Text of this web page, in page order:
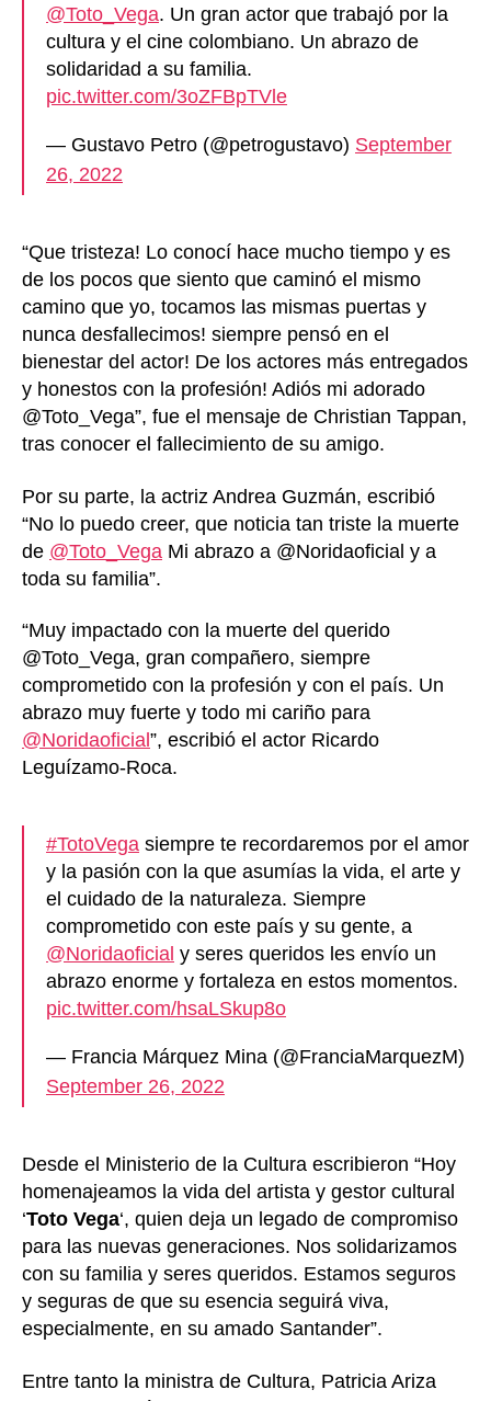
@Toto_Vega. Un gran actor que trabajó por la
cultura y el cine colombiano. Un abrazo de
solidaridad a su familia.
pic.twitter.com/3oZFBpTVle
— Gustavo Petro (@petrogustavo) September
26, 2022
“Que tristeza! Lo conocí hace mucho tiempo y es
de los pocos que siento que caminó el mismo
camino que yo, tocamos las mismas puertas y
nunca desfallecimos! siempre pensó en el
bienestar del actor! De los actores más entregados
y honestos con la profesión! Adiós mi adorado
@Toto_Vega”, fue el mensaje de Christian Tappan,
tras conocer el fallecimiento de su amigo.
Por su parte, la actriz Andrea Guzmán, escribió
“No lo puedo creer, que noticia tan triste la muerte
de @Toto_Vega Mi abrazo a @Noridaoficial y a
toda su familia”.
“Muy impactado con la muerte del querido
@Toto_Vega, gran compañero, siempre
comprometido con la profesión y con el país. Un
abrazo muy fuerte y todo mi cariño para
@Noridaoficial ”, escribió el actor Ricardo
Leguízamo-Roca.
#TotoVega siempre te recordaremos por el amor
y la pasión con la que asumías la vida, el arte y
el cuidado de la naturaleza. Siempre
comprometido con este país y su gente, a
@Noridaoficial y seres queridos les envío un
abrazo enorme y fortaleza en estos momentos.
pic.twitter.com/hsaLSkup8o
— Francia Márquez Mina (@FranciaMarquezM)
September 26, 2022
Desde el Ministerio de la Cultura escribieron “Hoy
homenajeamos la vida del artista y gestor cultural
‘Toto Vega‘, quien deja un legado de compromiso
para las nuevas generaciones. Nos solidarizamos
con su familia y seres queridos. Estamos seguros
y seguras de que su esencia seguirá viva,
especialmente, en su amado Santander”.
Entre tanto la ministra de Cultura, Patricia Ariza